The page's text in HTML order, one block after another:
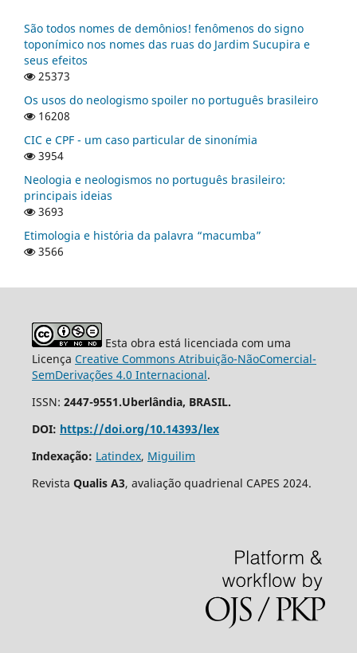
São todos nomes de demônios! fenômenos do signo
toponímico nos nomes das ruas do Jardim Sucupira e
seus efeitos
25373
Os usos do neologismo spoiler no português brasileiro
16208
CIC e CPF - um caso particular de sinonímia
3954
Neologia e neologismos no português brasileiro:
principais ideias
3693
Etimologia e história da palavra “macumba”
3566
Esta obra está licenciada com uma
Licença Creative Commons Atribuição-NãoComercial-
SemDerivações 4.0 Internacional.
ISSN: 2447-9551.Uberlândia, BRASIL.
DOI: https://doi.org/10.14393/lex
Indexação: Latindex, Miguilim
Revista Qualis A3, avaliação quadrienal CAPES 2024.